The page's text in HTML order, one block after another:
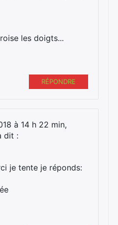
les doigts...
RÉPONDRE
à 14 h 22 min,
dit :
je tente je réponds: